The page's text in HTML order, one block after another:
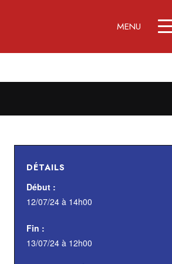
DÉTAILS
Début :
12/07/24 à 14h00
Fin :
13/07/24 à 12h00